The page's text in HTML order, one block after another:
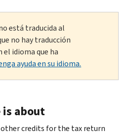
está traducida al
no hay traducción
el idioma que ha
ayuda en su idioma.
about
other credits for the tax return